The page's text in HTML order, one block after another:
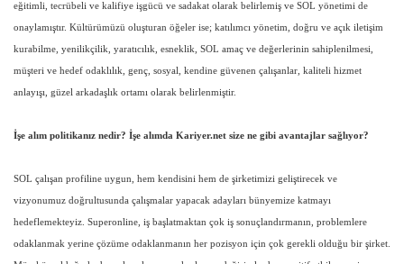
eğitimli, tecrübeli ve kalifiye işgücü ve sadakat olarak belirlemiş ve SOL yönetimi de
onaylamıştır. Kültürümüzü oluşturan öğeler ise; katılımcı yönetim, doğru ve açık iletişim
kurabilme, yenilikçilik, yaratıcılık, esneklik, SOL amaç ve değerlerinin sahiplenilmesi,
müşteri ve hedef odaklılık, genç, sosyal, kendine güvenen çalışanlar, kaliteli hizmet
anlayışı, güzel arkadaşlık ortamı olarak belirlenmiştir.
İşe alım politikanız nedir? İşe alımda Kariyer.net size ne gibi avantajlar sağlıyor?
SOL çalışan profiline uygun, hem kendisini hem de şirketimizi geliştirecek ve
vizyonumuz doğrultusunda çalışmalar yapacak adayları bünyemize katmayı
hedeflemekteyiz. Superonline, iş başlatmaktan çok iş sonuçlandırmanın, problemlere
odaklanmak yerine çözüme odaklanmanın her pozisyon için çok gerekli olduğu bir şirket.